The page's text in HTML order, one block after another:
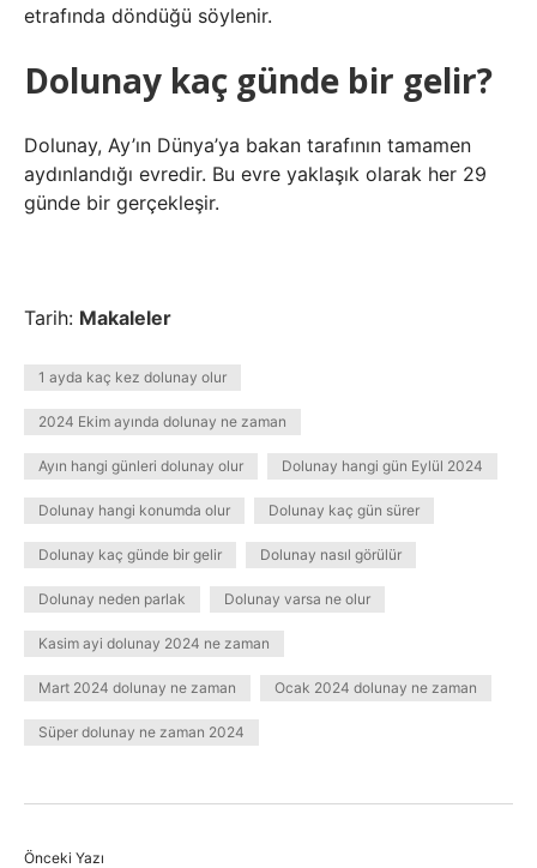
etrafında döndüğü söylenir.
Dolunay kaç günde bir gelir?
Dolunay, Ay’ın Dünya’ya bakan tarafının tamamen
aydınlandığı evredir. Bu evre yaklaşık olarak her 29
günde bir gerçekleşir.
Tarih: Makaleler
1 ayda kaç kez dolunay olur
2024 Ekim ayında dolunay ne zaman
Ayın hangi günleri dolunay olur Dolunay hangi gün Eylül 2024
Dolunay hangi konumda olur Dolunay kaç gün sürer
Dolunay kaç günde bir gelir Dolunay nasıl görülür
Dolunay neden parlak Dolunay varsa ne olur
Kasim ayi dolunay 2024 ne zaman
Mart 2024 dolunay ne zaman Ocak 2024 dolunay ne zaman
Süper dolunay ne zaman 2024
Önceki Yazı